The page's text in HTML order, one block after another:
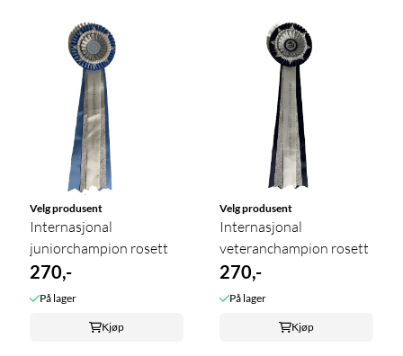
Velg produsent
Internasjonal
juniorchampion rosett
270,-
På lager
Kjøp
Velg produsent
Internasjonal
veteranchampion rosett
270,-
På lager
Kjøp